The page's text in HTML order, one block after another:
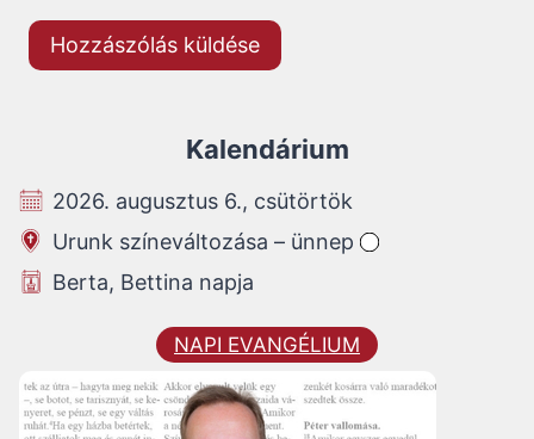
Kalendárium
2026. augusztus 6., csütörtök
Urunk színeváltozása – ünnep
Berta, Bettina napja
NAPI EVANGÉLIUM